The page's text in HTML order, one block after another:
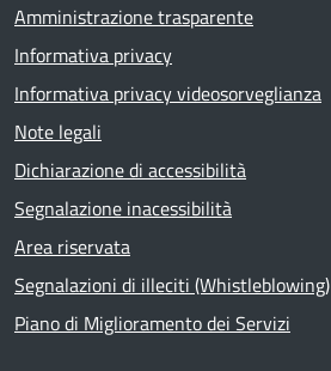
Amministrazione trasparente
Informativa privacy
Informativa privacy videosorveglianza
Note legali
Dichiarazione di accessibilità
Segnalazione inacessibilità
Area riservata
Segnalazioni di illeciti (Whistleblowing)
Piano di Miglioramento dei Servizi